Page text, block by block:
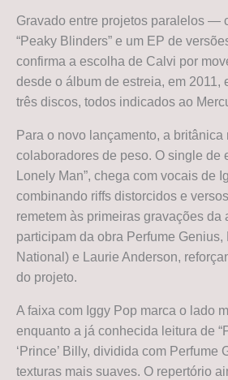
Gravado entre projetos paralelos —
“Peaky Blinders” e um EP de
confirma a escolha de Calvi por
desde o álbum de estreia, em 2011,
três discos, todos indicados ao
Para o novo lançamento, a britânica
colaboradores de peso. O single de
Lonely Man”, chega com vocais de
combinando riffs distorcidos e
remetem às primeiras gravações da
participam da obra Perfume Genius,
National) e Laurie Anderson,
do projeto.
A faixa com Iggy Pop marca o lado
enquanto a já conhecida leitura de
‘Prince’ Billy, dividida com Perfume
texturas mais suaves. O repertório